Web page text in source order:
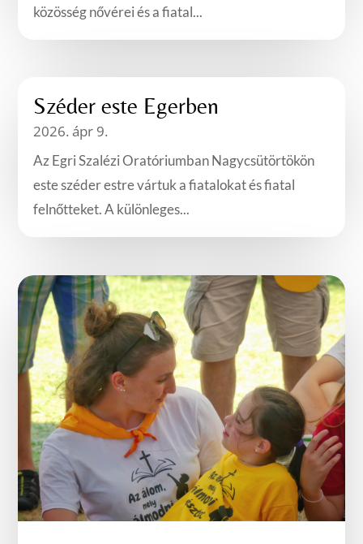
közösség nővérei és a fiatal...
Széder este Egerben
2026. ápr 9.
Az Egri Szalézi Oratóriumban Nagycsütörtökön
este széder estre vártuk a fiatalokat és fiatal
felnőtteket. A különleges...